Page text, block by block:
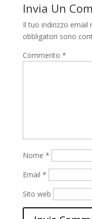
Invia Un
Il tuo indirizzo email
obbligatori sono
Commento *
Nome *
Email *
Sito web